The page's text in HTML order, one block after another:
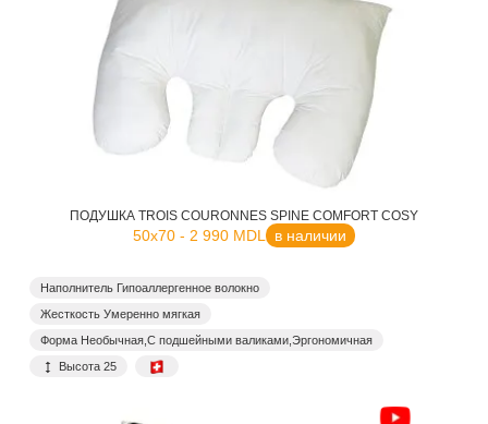
ПОДУШКА TROIS COURONNES SPINE COMFORT COSY
50x70 - 2 990 MDL в наличии
Наполнитель Гипоаллергенное волокно
Жесткость Умеренно мягкая
Форма Необычная,С подшейными валиками,Эргономичная
Высота 25